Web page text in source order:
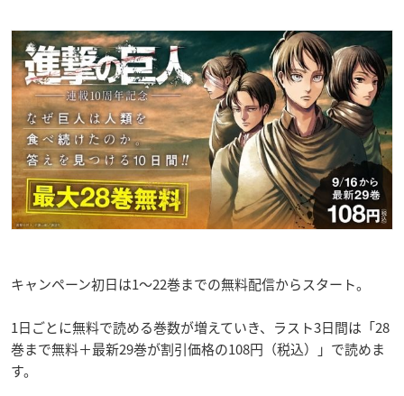
キャンペーン初日は1～22巻までの無料配信からスタート。
1日ごとに無料で読める巻数が増えていき、ラスト3日間は「28
巻まで無料＋最新29巻が割引価格の108円（税込）」で読めま
す。